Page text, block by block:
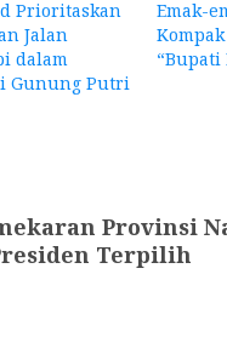
Prioritaskan
Jalan
dalam
Gunung Putri
Emak-
“Bupati
Provinsi
Terpilih